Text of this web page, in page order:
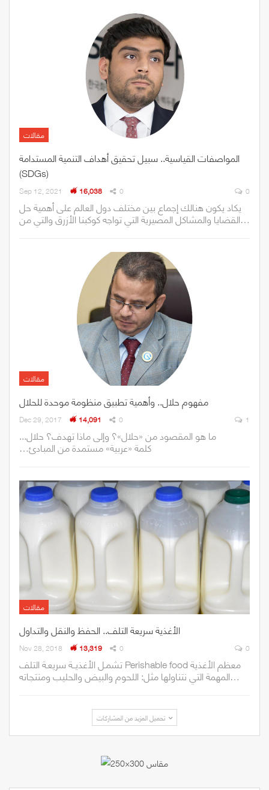
مقالات
المواصفات القياسية.. سبيل تحقيق أهداف التنمية المستدامة
(SDGs)
Sep 12, 2021 16,038 0 0
يكاد يكون هنالك إجماع بين مختلف دول العالم على أهمية حل
القضايا والمشاكل المصيرية التي تواجه كوكبنا الأزرق والتي من…
مقالات
مفهوم حلال.. وأهمية تطبيق منظومة موحدة للحلال
Dec 29, 2017 14,091 0 1
ما‭ ‬هو‭ ‬المقصود‭ ‬من‭ ‬‮«‬حلال‮»‬؟‭ ‬وإلى‭ ‬ماذا‭ ‬تهدف؟ حلال‭...
‬كلمة‭ ‬‮«‬عربية‮»‬‭ ‬مستمدة‭ ‬من‭ ‬المبادئ‭…
مقالات
الأغذية سريعة التلف.. الحفظ والنقل والتداول
Nov 28, 2018 13,319 0 0
تشمـل الأغذيــة سريعـة التلف Perishable food معظم الأغذية
المهمة التي نتناولها مثل: اللحوم والبيض والحليب ومنتجاته…